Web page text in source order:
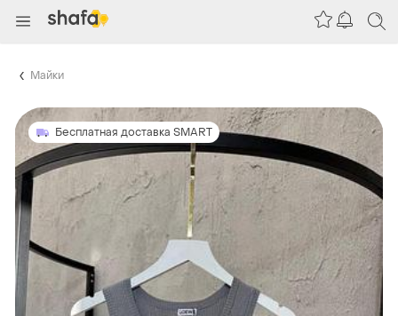
Майки
Бесплатная доставка SMART